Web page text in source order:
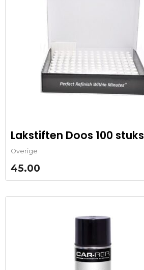
Lakstiften Doos 100 stuks
Overige
45.00